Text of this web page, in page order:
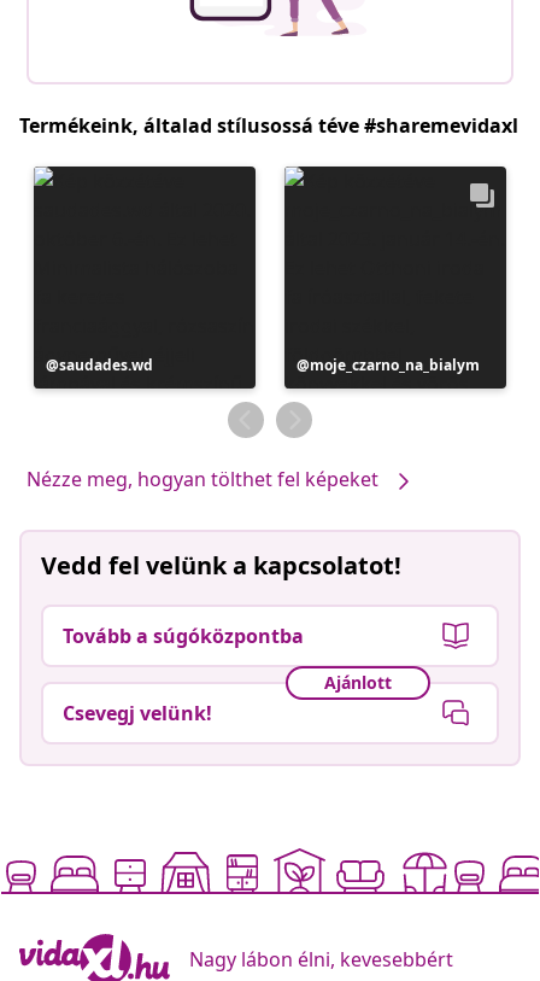
Termékeink, általad stílusossá téve #sharemevidaxl
Bejegyzés
közzétevője
saudades.wd
Bejegyzés
közzétevője
moje_czarno_na_bialym
Nézze meg, hogyan tölthet fel képeket
Vedd fel velünk a kapcsolatot!
Tovább a súgóközpontba
Ajánlott
Csevegj velünk!
Nagy lábon élni, kevesebbért